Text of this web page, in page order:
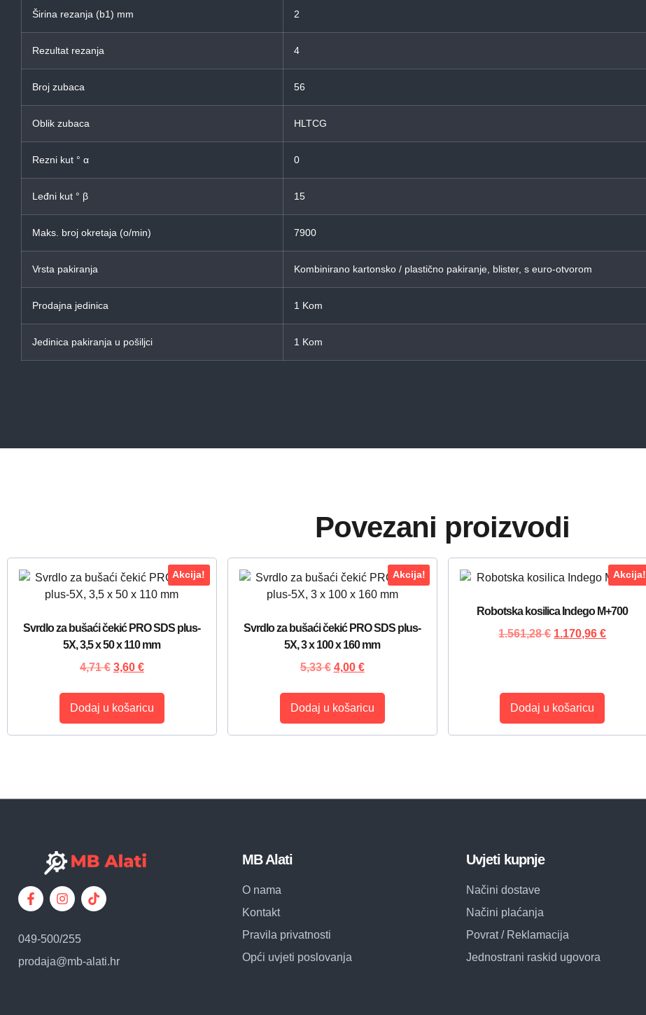
Širina rezanja (b1) mm 2
Rezultat rezanja 4
Broj zubaca 56
Oblik zubaca HLTCG
Rezni kut ° α 0
Leđni kut ° β 15
Maks. broj okretaja (o/min) 7900
Vrsta pakiranja Kombinirano kartonsko / plastično pakiranje, blister, s euro-otvorom
Prodajna jedinica 1 Kom
Jedinica pakiranja u pošiljci 1 Kom
Povezani proizvodi
Akcija!
Svrdlo za bušaći čekić PRO SDS plus-
5X, 3,5 x 50 x 110 mm
4,71€ 3,60 €
Dodaj u košaricu
Akcija!
Svrdlo za bušaći čekić PRO SDS plus-
5X, 3 x 100 x 160 mm
5,33€ 4,00 €
Dodaj u košaricu
Akcija!
Robotska kosilica Indego M+700
1.561,28€ 1.170,96€
Dodaj u košaricu
049-500/255
prodaja@mb-alati.hr
MB Alati
O nama
Kontakt
Pravila privatnosti
Opći uvjeti poslovanja
Uvjeti kupnje
Načini dostave
Načini plaćanja
Povrat / Reklamacija
Jednostrani raskid ugovora